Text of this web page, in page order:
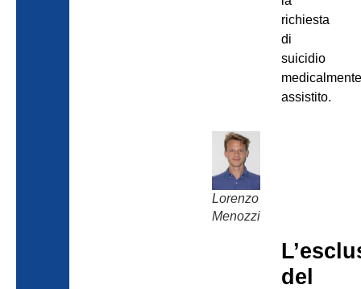
richiesta
di
suicidio
assistito.
Lorenzo
Menozzi
del